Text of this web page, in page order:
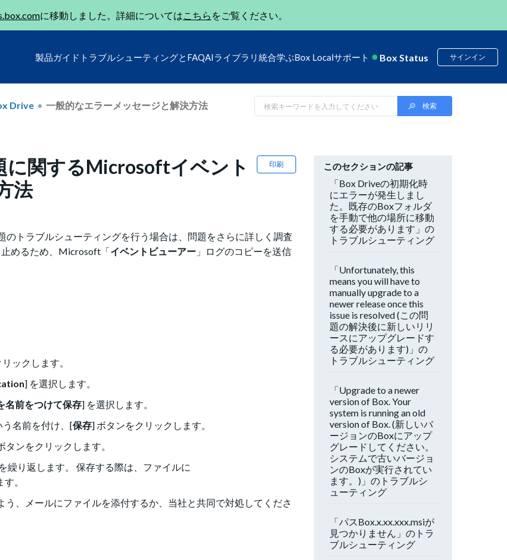
に移動しました。詳細についてはこちら をご覧ください。
製品ガイド トラブルシューティングとFAQAIライブラリ 統合学ぶBox Localサポート Box Status サインイン
Drive 一般的なエラーメッセージと解決方法
印刷
に関するMicrosoftイベント
法
のトラブルシューティングを行う場合は、問題をさらに詳しく調査
めるため、Microsoft「イベントビューアー 」ログのコピーを送信
ックします。
] を選択します。
名前をつけて保存] を選択します。
う名前を付け、[保存] ボタンをクリックします。
タンをクリックします。
繰り返します。 保存する際は、ファイルに
。
、メールにファイルを添付するか、当社と共同で対処してくださ
このセクションの記事
「Box Driveの初期化時
にエラーが発生しまし
た。既存のBoxフォルダ
を手動で他の場所に移動
する必要があります」の
トラブルシューティング
「Unfortunately, this
means you will have to
manually upgrade to a
newer release once this
issue is resolved (この問
題の解決後に新しいリリ
ースにアップグレードす
る必要があります)」の
トラブルシューティング
「Upgrade to a newer
version of Box. Your
system is running an old
version of Box. (新しいバ
ージョンのBoxにアップ
グレードしてください。
システムで古いバージョ
ンのBoxが実行されてい
ます。)」のトラブルシ
ューティング
「パスBox.x.xx.xxx.msiが
見つかりません」のトラ
ブルシューティング